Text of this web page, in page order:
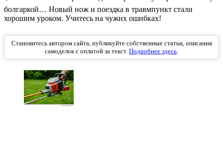
болгаркой… Новый нож и поездка в травмпункт стали
хорошим уроком. Учитесь на чужих ошибках!
Становитесь автором сайта, публикуйте собственные статьи, описания
самоделок с оплатой за текст. Подробнее здесь.